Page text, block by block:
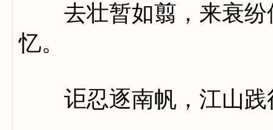
去壮暂如翦，来衰纷
忆。
讵忍逐南帆，江山践